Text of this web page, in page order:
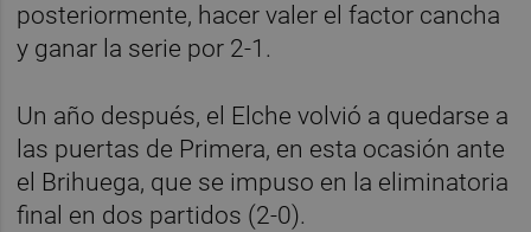
posteriormente, hacer valer el factor cancha
y ganar la serie por 2-1.
Un año después, el Elche volvió a quedarse a
las puertas de Primera, en esta ocasión ante
el Brihuega, que se impuso en la eliminatoria
final en dos partidos (2-0).